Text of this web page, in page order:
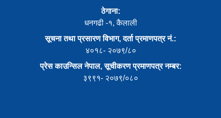
ठेगाना:
धनगढी -१, कैलाली
सूचना तथा प्रसारण विभाग, दर्ता प्रमाणपत्र नं.:
४०१८- २०७९/८०
प्रेस काउन्सिल नेपाल, सूचीकरण प्रमाणपत्र नम्बर:
३९९१- २०७९/०८०